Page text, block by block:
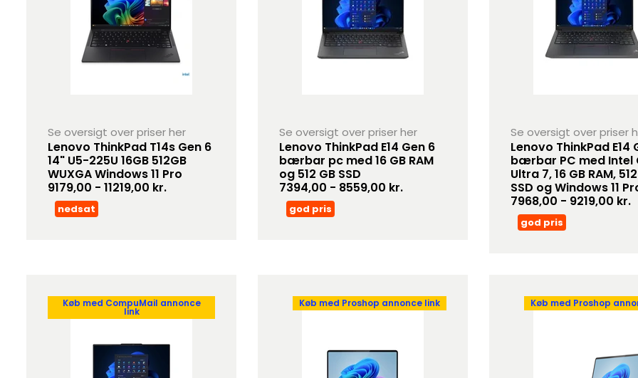
Se oversigt over priser her
Lenovo ThinkPad T14s Gen 6
14" U5-225U 16GB 512GB
WUXGA Windows 11 Pro
9179,00 - 11219,00 kr.
nedsat
Se oversigt over priser her
Lenovo ThinkPad E14 Gen 6
bærbar pc med 16 GB RAM
og 512 GB SSD
7394,00 - 8559,00 kr.
god pris
Se oversigt over priser
Lenovo ThinkPad E14
bærbar PC med Intel
Ultra 7, 16 GB RAM,
SSD og Windows 11
7968,00 - 9219,00 kr.
god pris
Køb med CompuMail annonce
link
Køb med Proshop annonce link Køb med Proshop